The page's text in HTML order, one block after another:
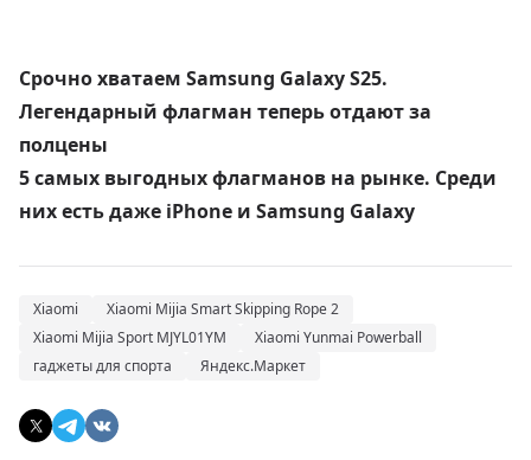
Срочно хватаем Samsung Galaxy S25.
Легендарный флагман теперь отдают за
полцены
5 самых выгодных флагманов на рынке. Среди
них есть даже iPhone и Samsung Galaxy
Xiaomi
Xiaomi Mijia Smart Skipping Rope 2
Xiaomi Mijia Sport MJYL01YM
Xiaomi Yunmai Powerball
гаджеты для спорта
Яндекс.Маркет